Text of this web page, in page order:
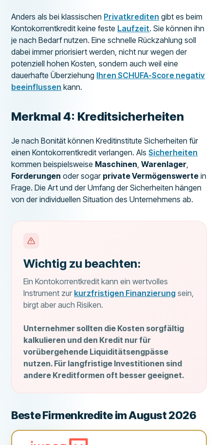
Anders als bei klassischen Privatkrediten gibt es beim
Kontokorrentkredit keine feste Laufzeit. Sie können ihn
je nach Bedarf nutzen. Eine schnelle Rückzahlung soll
dabei immer priorisiert werden, nicht nur wegen der
potenziell hohen Kosten, sondern auch weil eine
dauerhafte Überziehung Ihren SCHUFA-Score negativ
beeinflussen kann.
Merkmal 4: Kreditsicherheiten
Je nach Bonität können Kreditinstitute Sicherheiten für
einen Kontokorrentkredit verlangen. AlsSicherheiten
kommen beispielsweise Maschinen,Warenlager,
Forderungen oder sogar private Vermögenswerte in
Frage. Die Art und der Umfang der Sicherheiten hängen
von der individuellen Situation des Unternehmens ab.
Wichtig zu beachten:
Ein Kontokorrentkredit kann ein wertvolles
Instrument zur kurzfristigen Finanzierung sein,
birgt aber auch Risiken.
Unternehmer sollten die Kosten sorgfältig
kalkulieren und den Kredit nur für
vorübergehende Liquiditätsengpässe
nutzen. Für langfristige Investitionen sind
andere Kreditformen oft besser geeignet.
Beste Firmenkredite im August 2026